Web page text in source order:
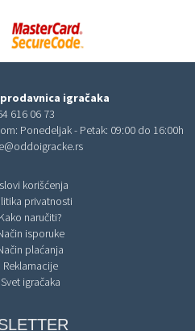
igračaka
616 06 73
Ponedeljak - Petak: 09:00 do 16:00h
korišćenja
privatnosti
Kako naručiti?
isporuke
plaćanja
Reklamacije
Svet igračaka